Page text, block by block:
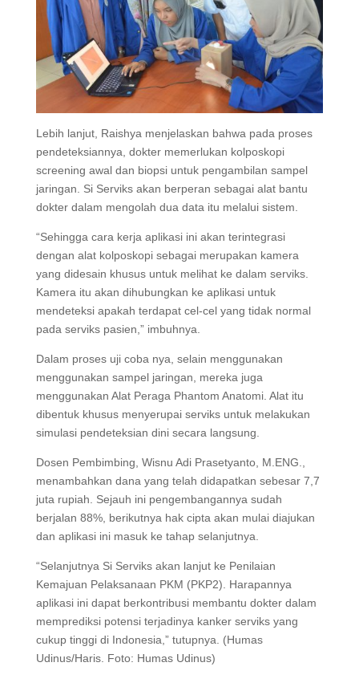
Lebih lanjut, Raishya menjelaskan bahwa pada proses
pendeteksiannya, dokter memerlukan kolposkopi
screening awal dan biopsi untuk pengambilan sampel
jaringan. Si Serviks akan berperan sebagai alat bantu
dokter dalam mengolah dua data itu melalui sistem.
“Sehingga cara kerja aplikasi ini akan terintegrasi
dengan alat kolposkopi sebagai merupakan kamera
yang didesain khusus untuk melihat ke dalam serviks.
Kamera itu akan dihubungkan ke aplikasi untuk
mendeteksi apakah terdapat cel-cel yang tidak normal
pada serviks pasien,” imbuhnya.
Dalam proses uji coba nya, selain menggunakan
menggunakan sampel jaringan, mereka juga
menggunakan Alat Peraga Phantom Anatomi. Alat itu
dibentuk khusus menyerupai serviks untuk melakukan
simulasi pendeteksian dini secara langsung.
Dosen Pembimbing, Wisnu Adi Prasetyanto, M.ENG.,
menambahkan dana yang telah didapatkan sebesar 7,7
juta rupiah. Sejauh ini pengembangannya sudah
berjalan 88%, berikutnya hak cipta akan mulai diajukan
dan aplikasi ini masuk ke tahap selanjutnya.
“Selanjutnya Si Serviks akan lanjut ke Penilaian
Kemajuan Pelaksanaan PKM (PKP2). Harapannya
aplikasi ini dapat berkontribusi membantu dokter dalam
memprediksi potensi terjadinya kanker serviks yang
cukup tinggi di Indonesia,” tutupnya. (Humas
Udinus/Haris. Foto: Humas Udinus)